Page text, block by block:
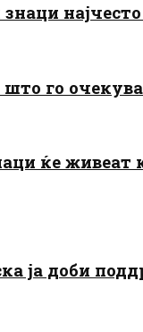
го
ќе
ја доби